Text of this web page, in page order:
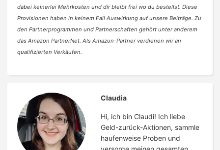
dabei keinerlei Mehrkosten und dir bleibt frei wo du bestellst. Diese
Provisionen haben in keinem Fall Auswirkung auf unsere Beiträge. Zu
den Partnerprogrammen und Partnerschaften gehört unter anderem
das Amazon PartnerNet. Als Amazon-Partner verdienen wir an
qualifizierten Verkäufen.
Claudia
Hi, ich bin Claudi! Ich liebe
Geld-zurück-Aktionen, sammle
haufenweise Proben und